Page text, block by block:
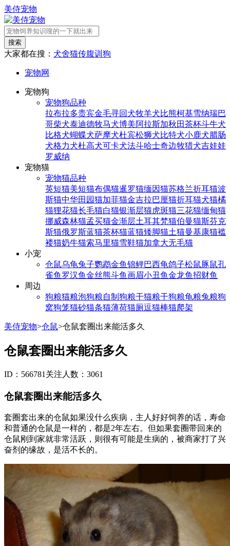
美侍宠物
搜索
大家都在搜： 犬舍猫传腹训狗
宠物网
宠物狗
宠物狗品种
拉布拉多贵宾金毛寻回犬牧羊犬比熊柯基雪纳瑞巴
哥柴犬泰迪德牧马犬博美阿拉斯加秋田茶杯斗牛犬
比格犬蝴蝶犬萨摩犬杜宾松狮犬比特犬小鹿犬腊肠
犬格力犬杜高犬可卡犬法斗哈士奇边牧猎犬吉娃娃
罗威纳
宠物猫
宠物猫品种
英短猫美短猫布偶猫暹罗猫缅因猫苏格兰折耳猫波
斯猫中华田园猫加菲猫金吉拉巴厘猫折耳猫犬猫橘
猫狸花猫长毛猫白猫银渐层猫虎斑猫三花猫缅甸猫
挪威森林猫孟买猫金渐层土耳其梵猫伯曼猫斯芬克
斯猫俄罗斯蓝猫茶杯猫蓝猫矮脚猫土猫曼基康猫褴
褛猫奶牛猫索马里猫雪鞋猫加拿大无毛猫
小宠
仓鼠乌龟兔子鹦鹉金鱼锦鲤巴西龟鸽子松鼠豚鼠孔
雀鱼 罗汉鱼金丝熊斗鱼画眉小丑鱼金龙鱼招财鱼
周边
狗粮猫粮泡狗粮自制狗粮干猫粮干狗粮龟粮兔粮狗
窝狗笼猫砂猫条猫薄荷猫厕逗猫棒猫爬架
美侍宠物>仓鼠>仓鼠套圈出来能活多久
仓鼠套圈出来能活多久
ID：566781 关注人数：3061
仓鼠套圈出来能活多久
套圈套出来的仓鼠如果没什么疾病，主人好好饲养的话，寿命
和普通的仓鼠是一样的，都是2年左右。但如果套圈带回来的
仓鼠刚到家就非常活跃，则很有可能是生病的，被商家打了兴
奋剂的缘故，是活不长的。